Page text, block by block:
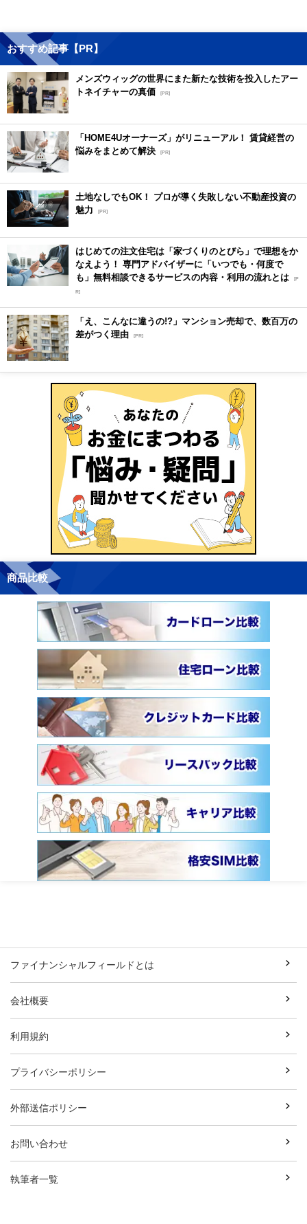
おすすめ記事【PR】
メンズウィッグの世界にまた新たな技術を投入したアー
トネイチャーの真価 [PR]
「HOME4Uオーナーズ」がリニューアル！ 賃貸経営の
悩みをまとめて解決 [PR]
土地なしでもOK！ プロが導く失敗しない不動産投資の
魅力
[PR]
はじめての注文住宅は「家づくりのとびら」で理想をか
なえよう！ 専門アドバイザーに「いつでも・何度で
も」無料相談できるサービスの内容・利用の流れとは [P
R]
「え、こんなに違うの!?」マンション売却で、数百万の
差がつく理由 [PR]
商品比較
ファイナンシャルフィールドとは
会社概要
利用規約
プライバシーポリシー
外部送信ポリシー
お問い合わせ
執筆者一覧